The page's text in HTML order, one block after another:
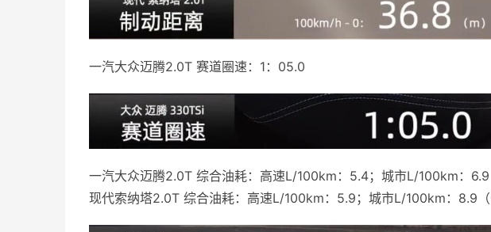
一汽大众迈腾2.0T 赛道圈速：1：05.0
一汽大众迈腾2.0T 综合油耗：高速L/100km：5.4；城市L/100km：6.9
现代索纳塔2.0T 综合油耗：高速L/100km：5.9；城市L/100km：8.9（